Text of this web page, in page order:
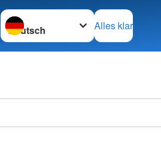
Sprache wechseln zu
Alles klar